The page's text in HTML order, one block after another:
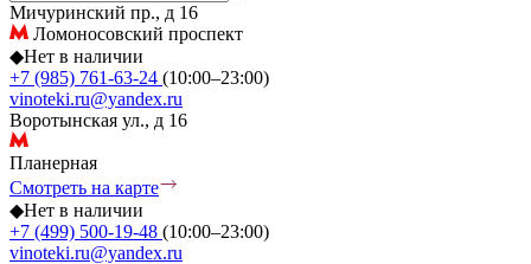
Мичуринский пр., д 16
Ломоносовский проспект
◆Нет в наличии
+7 (985) 761-63-24 (10:00–23:00)
vinoteki.ru@yandex.ru
Воротынская ул., д 16
Планерная
Смотреть на карте
◆Нет в наличии
+7 (499) 500-19-48 (10:00–23:00)
vinoteki.ru@yandex.ru